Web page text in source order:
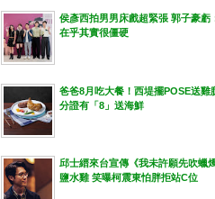
侯彥西拍男男床戲超緊張 郭子豪虧
在乎其實很僵硬
爸爸8月吃大餐！西堤擺POSE送雞
分證有「8」送海鮮
邱士縉來台宣傳《我未許願先吹蠟
鹽水雞 笑曝柯震東怕胖拒站C位